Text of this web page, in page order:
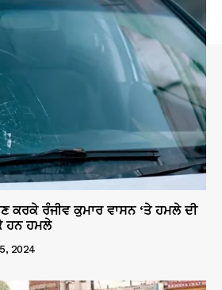
ਕਰਕੇ ਰੰਜੀਵ ਕੁਮਾਰ ਵਾਸਨ ‘ਤੇ ਹਮਲੇ ਦੀ
ਹਨ ਹਮਲੇ
2024